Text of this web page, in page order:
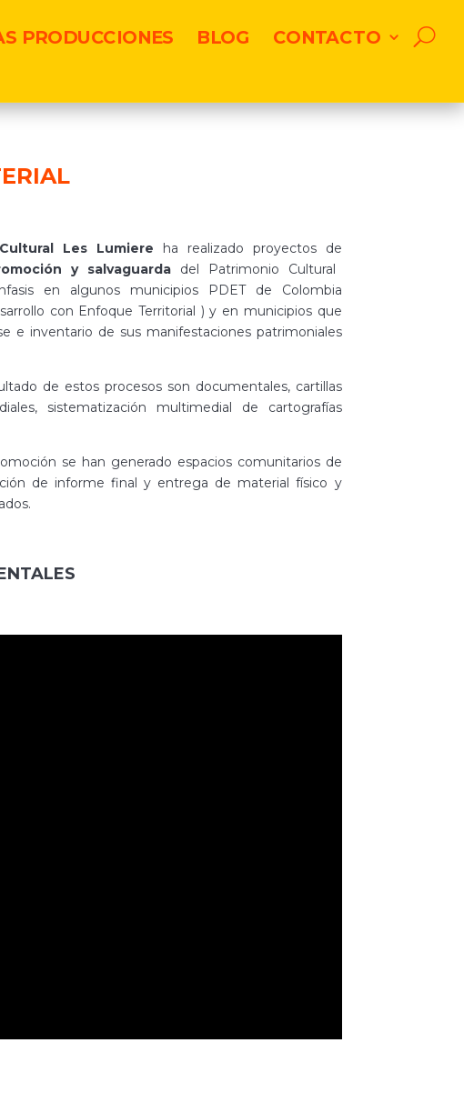
PRODUCCIONES BLOG CONTACTO
Les Lumiere ha realizado proyectos de
y salvaguardadel Patrimonio Cultural
en algunos municipios PDET de Colombia
con Enfoque Territorial ) y en municipios que
e inventario de sus manifestaciones patrimoniales
de estos procesos son documentales, cartillas
sistematización multimedial de cartografías
se han generado espacios comunitarios de
de informe final y entrega de material físico y